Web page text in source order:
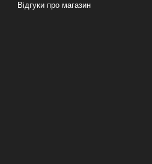
Відгуки про магазин